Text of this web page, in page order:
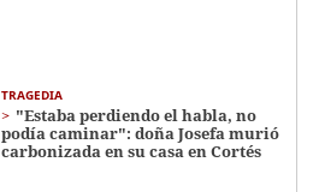
TRAGEDIA
"Estaba perdiendo el habla, no
podía caminar": doña Josefa murió
carbonizada en su casa en Cortés